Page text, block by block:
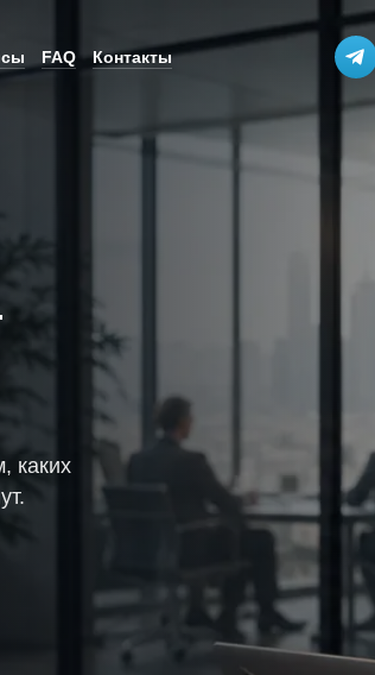
FAQ Контакты
каких